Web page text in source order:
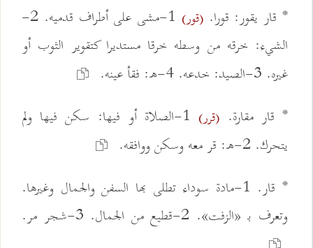
* قار يقور: قورا.(قور)
1-مشى على أطراف قدميه. 2-
الشيء: خرقه من وسطه خرقا مستديرا كتقوير الثوب أو
غيره. 3-الصيد: خدعه. 4-ه: فقأ عينه.
* قار مقارة. (قرر)
1-الصلاة أو فيها: سكن فيها ولم
يتحرك. 2-ه: قر معه وسكن ووافقه.
* قار. 1-مادة سوداء تطلى بها السفن والجمال وغيرها.
وتعرف بـ «الزفت». 2-قطيع من الجمال. 3-شجر مر.